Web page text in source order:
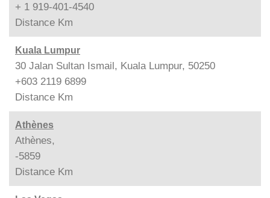
+ 1 919-401-4540
Distance Km
Kuala Lumpur
30 Jalan Sultan Ismail, Kuala Lumpur, 50250
+603 2119 6899
Distance Km
Athènes
Athènes,
-5859
Distance Km